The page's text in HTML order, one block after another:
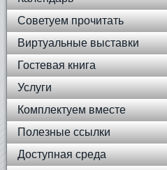
Советуем прочитать
Виртуальные выставки
Гостевая книга
Услуги
Комплектуем вместе
Полезные ссылки
Доступная среда